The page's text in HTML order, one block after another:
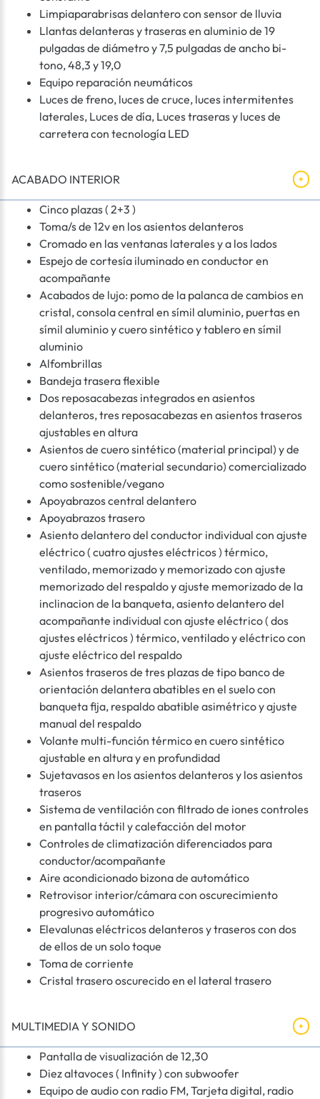
Limpiaparabrisas delantero con sensor de lluvia
Llantas delanteras y traseras en aluminio de 19
pulgadas de diámetro y 7,5 pulgadas de ancho bi-
tono, 48,3 y 19,0
Equipo reparación neumáticos
Luces de freno, luces de cruce, luces intermitentes
laterales, Luces de día, Luces traseras y luces de
carretera con tecnología LED
ACABADO INTERIOR
Cinco plazas ( 2+3 )
Toma/s de 12v en los asientos delanteros
Cromado en las ventanas laterales y a los lados
Espejo de cortesía iluminado en conductor en
acompañante
Acabados de lujo: pomo de la palanca de cambios en
cristal, consola central en símil aluminio, puertas en
símil aluminio y cuero sintético y tablero en símil
aluminio
Alfombrillas
Bandeja trasera flexible
Dos reposacabezas integrados en asientos
delanteros, tres reposacabezas en asientos traseros
ajustables en altura
Asientos de cuero sintético (material principal) y de
cuero sintético (material secundario) comercializado
como sostenible/vegano
Apoyabrazos central delantero
Apoyabrazos trasero
Asiento delantero del conductor individual con ajuste
eléctrico ( cuatro ajustes eléctricos ) térmico,
ventilado, memorizado y memorizado con ajuste
memorizado del respaldo y ajuste memorizado de la
inclinacion de la banqueta, asiento delantero del
acompañante individual con ajuste eléctrico ( dos
ajustes eléctricos ) térmico, ventilado y eléctrico con
ajuste eléctrico del respaldo
Asientos traseros de tres plazas de tipo banco de
orientación delantera abatibles en el suelo con
banqueta fija, respaldo abatible asimétrico y ajuste
manual del respaldo
Volante multi-función térmico en cuero sintético
ajustable en altura y en profundidad
Sujetavasos en los asientos delanteros y los asientos
traseros
Sistema de ventilación con filtrado de iones controles
en pantalla táctil y calefacción del motor
Controles de climatización diferenciados para
conductor/acompañante
Aire acondicionado bizona de automático
Retrovisor interior/cámara con oscurecimiento
progresivo automático
Elevalunas eléctricos delanteros y traseros con dos
de ellos de un solo toque
Toma de corriente
Cristal trasero oscurecido en el lateral trasero
MULTIMEDIA Y SONIDO
Pantalla de visualización de 12,30
Diez altavoces ( Infinity ) con subwoofer
Equipo de audio con radio FM, Tarjeta digital, radio